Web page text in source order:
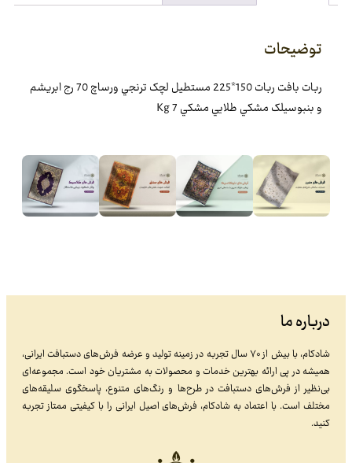
توضیحات
ربات بافت ربات 150*225 مستطيل لچک ترنجي ورساچ 70 رج ابريشم
و بنبوسيلک مشکي طلايي مشکي 7 Kg
درباره ما
شادکام، با بیش از ۷۰ سال تجربه در زمینه تولید و عرضه فرش‌های دستبافت ایرانی،
همیشه در پی ارائه بهترین خدمات و محصولات به مشتریان خود است. مجموعه‌ای
بی‌نظیر از فرش‌های دستبافت در طرح‌ها و رنگ‌های متنوع، پاسخگوی سلیقه‌های
مختلف است. با اعتماد به شادکام، فرش‌های اصیل ایرانی را با کیفیتی ممتاز تجربه
کنید.